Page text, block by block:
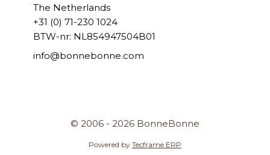
The Netherlands
+31 (0) 71-230 1024
BTW-nr: NL854947504B01
info@bonnebonne.com
© 2006 - 2026 BonneBonne
Powered by Tecframe ERP